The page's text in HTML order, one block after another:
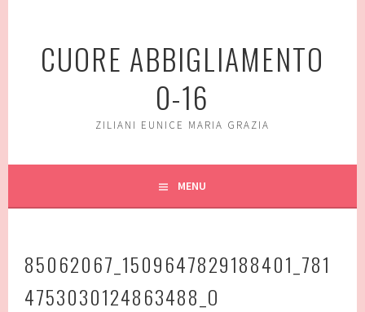
contenutoCUORE ABBIGLIAMENTO
0-16
ZILIANI EUNICE MARIA GRAZIA
MENU
85062067_1509647829188401_781
4753030124863488_O